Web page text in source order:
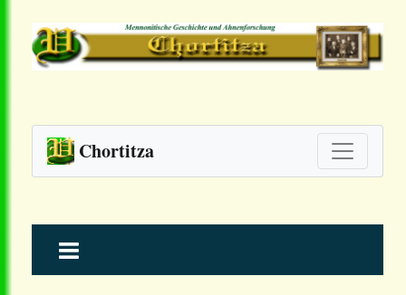
Chortitza
to